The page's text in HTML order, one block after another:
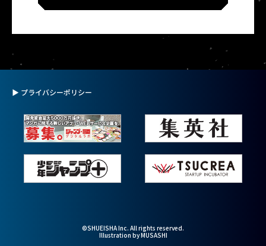
▶ プライバシーポリシー
©SHUEISHA Inc. All rights reserved.
Illustration by MUSASHI